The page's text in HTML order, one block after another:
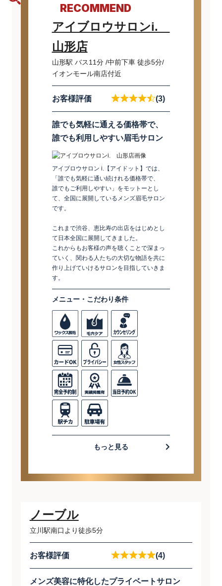
RECOMMEND
アイブロウサロンi.
山形店
山形駅 バス11分 /中前下車 徒歩5分/
イオンモール南店付近
お客様評価 (3)
誰でも気軽に通える価格帯で、
誰でも利用しやすい眉毛サロン
アイブロウサロン i.【アイドット】では、
「誰でも気軽に通い続けれる価格帯で、
誰でもご利用しやすい」をモットーとし
て、全国に展開しているメンズ眉毛サロン
です。
これまで渋谷、恵比寿の出店をはじめとし
て日本全国に展開してきました。
これからもお客様の声を聴くことで深まっ
ていく、関わる人たちの大切な物語を共に
作り上げていけるサロンを目指していきま
す。
メニュー・こだわり条件
もっと見る
ノーブル
立川駅南口より徒歩5分
お客様評価 (4)
メンズ美容に特化したプライベートサロン